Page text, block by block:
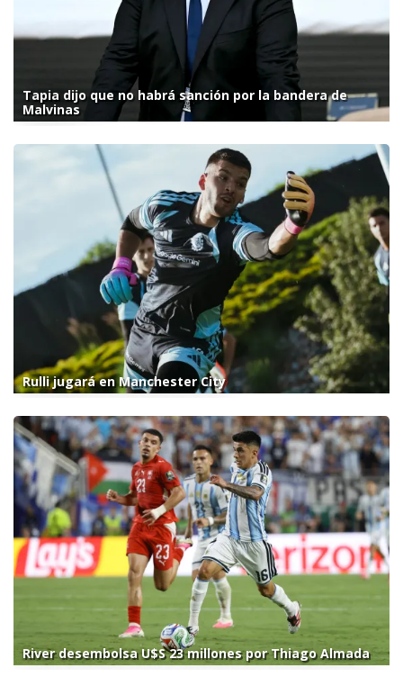
Tapia dijo que no habrá sanción por la bandera de
Malvinas
Rulli jugará en Manchester City
River desembolsa U$S 23 millones por Thiago Almada